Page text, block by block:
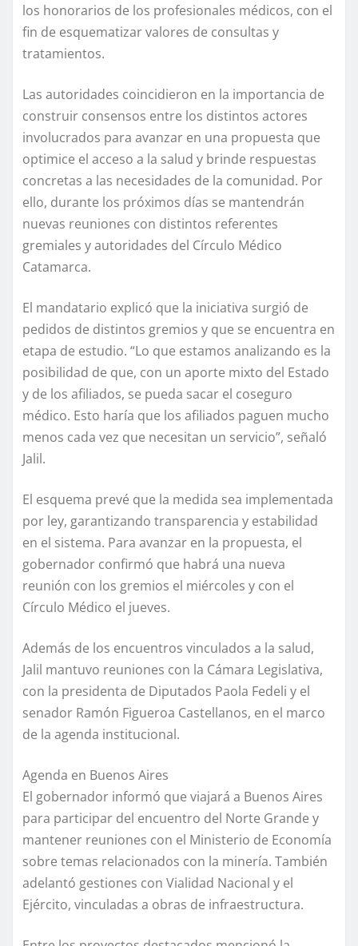
los honorarios de los profesionales médicos, con el
fin de esquematizar valores de consultas y
tratamientos.
Las autoridades coincidieron en la importancia de
construir consensos entre los distintos actores
involucrados para avanzar en una propuesta que
optimice el acceso a la salud y brinde respuestas
concretas a las necesidades de la comunidad. Por
ello, durante los próximos días se mantendrán
nuevas reuniones con distintos referentes
gremiales y autoridades del Círculo Médico
Catamarca.
El mandatario explicó que la iniciativa surgió de
pedidos de distintos gremios y que se encuentra en
etapa de estudio. “Lo que estamos analizando es la
posibilidad de que, con un aporte mixto del Estado
y de los afiliados, se pueda sacar el coseguro
médico. Esto haría que los afiliados paguen mucho
menos cada vez que necesitan un servicio”, señaló
Jalil.
El esquema prevé que la medida sea implementada
por ley, garantizando transparencia y estabilidad
en el sistema. Para avanzar en la propuesta, el
gobernador confirmó que habrá una nueva
reunión con los gremios el miércoles y con el
Círculo Médico el jueves.
Además de los encuentros vinculados a la salud,
Jalil mantuvo reuniones con la Cámara Legislativa,
con la presidenta de Diputados Paola Fedeli y el
senador Ramón Figueroa Castellanos, en el marco
de la agenda institucional.
Agenda en Buenos Aires
El gobernador informó que viajará a Buenos Aires
para participar del encuentro del Norte Grande y
mantener reuniones con el Ministerio de Economía
sobre temas relacionados con la minería. También
adelantó gestiones con Vialidad Nacional y el
Ejército, vinculadas a obras de infraestructura.